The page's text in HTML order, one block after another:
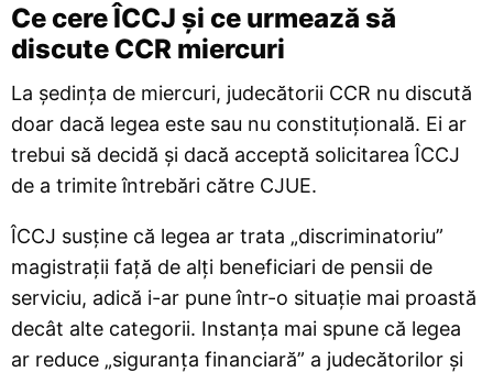
Ce cere ÎCCJ și ce urmează să
discute CCR miercuri
La ședința de miercuri, judecătorii CCR nu discută
doar dacă legea este sau nu constituțională. Ei ar
trebui să decidă și dacă acceptă solicitarea ÎCCJ
de a trimite întrebări către CJUE.
ÎCCJ susține că legea ar trata „discriminatoriu”
magistrații față de alți beneficiari de pensii de
serviciu, adică i-ar pune într-o situație mai proastă
decât alte categorii. Instanța mai spune că legea
ar reduce „siguranța financiară” a judecătorilor și